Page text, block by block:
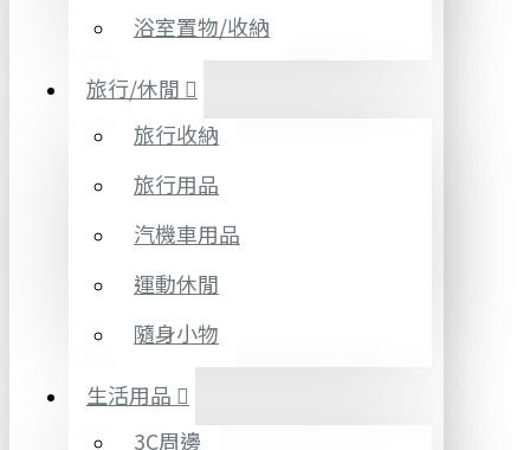
浴室置物/收納
旅行/休閒
旅行收納
旅行用品
汽機車用品
運動休閒
隨身小物
生活用品
3C周邊